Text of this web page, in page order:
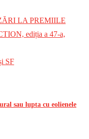
LA PREMIILE
ediția a 47-a,
SF
sau lupta cu eolienele